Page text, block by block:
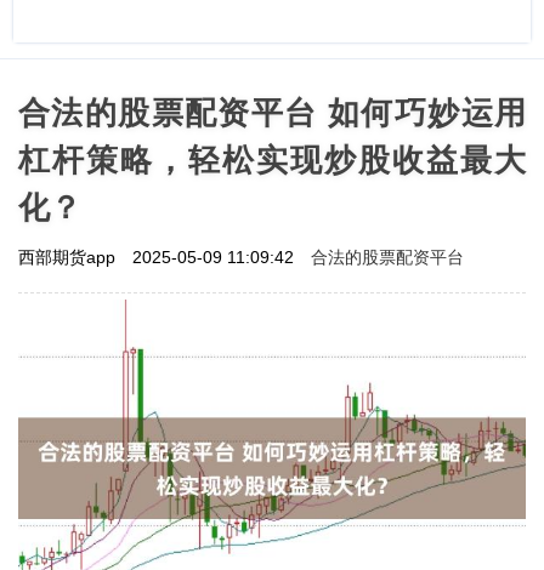
合法的股票配资平台 如何巧妙运用
杠杆策略，轻松实现炒股收益最大
化？
西部期货app 2025-05-09 11:09:42 合法的股票配资平台